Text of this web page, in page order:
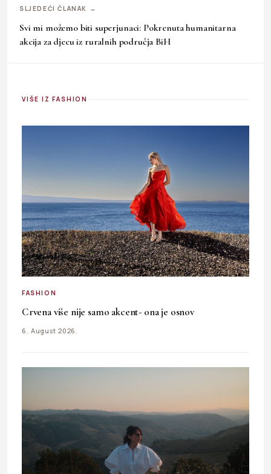
SLJEDEĆI ČLANAK →
Svi mi možemo biti superjunaci: Pokrenuta humanitarna
akcija za djecu iz ruralnih područja BiH
VIŠE IZ FASHION
FASHION
Crvena više nije samo akcent- ona je osnov
6. August 2026.